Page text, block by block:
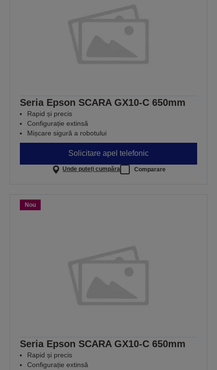
Seria Epson SCARA GX10-C 650mm
Rapid și precis
Configurație extinsă
Mișcare sigură a robotului
Solicitare apel telefonic
Unde puteți cumpăra Comparare
Nou
Seria Epson SCARA GX10-C 650mm
Rapid și precis
Configurație extinsă